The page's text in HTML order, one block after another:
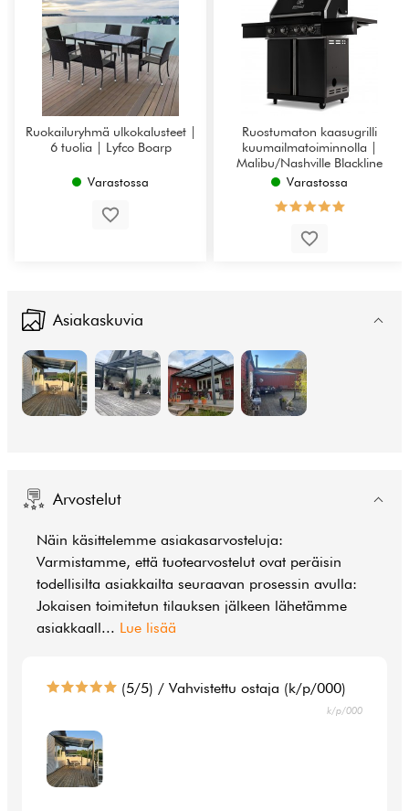
Ruokailuryhmä ulkokalusteet |
6 tuolia | Lyfco Boarp
Varastossa
Ruostumaton kaasugrilli
kuumailmatoiminnolla |
Malibu/Nashville Blackline
Varastossa
Asiakaskuvia
Arvostelut
Näin käsittelemme asiakasarvosteluja:
Varmistamme, että tuotearvostelut ovat peräisin
todellisilta asiakkailta seuraavan prosessin avulla:
Jokaisen toimitetun tilauksen jälkeen lähetämme
asiakkaall... Lue lisää
(5/5) / Vahvistettu ostaja (k/p/000)
k/p/000